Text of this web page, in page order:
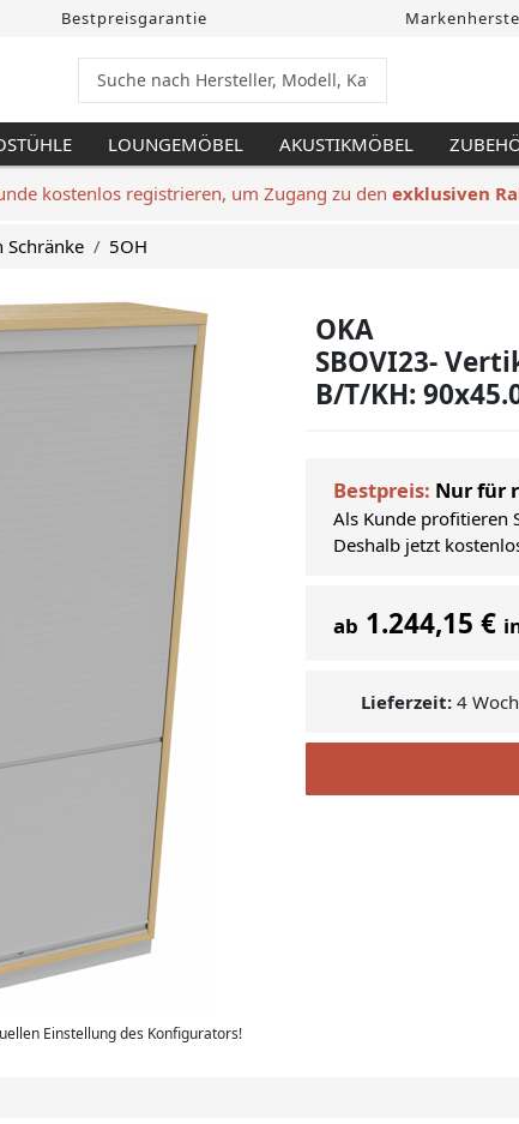
Bestpreisgarantie
LOUNGEMÖBEL AKUSTIKMÖBEL
kostenlos registrieren, um Zugang zu den exklusiven
5OH
Einstellung des Konfigurators!
OKA
SBOVI23-
B/T/KH:
Bestpreis: Nur für
Als Kunde profitieren
Deshalb jetzt
ab 1.244,15 €
Lieferzeit: 4